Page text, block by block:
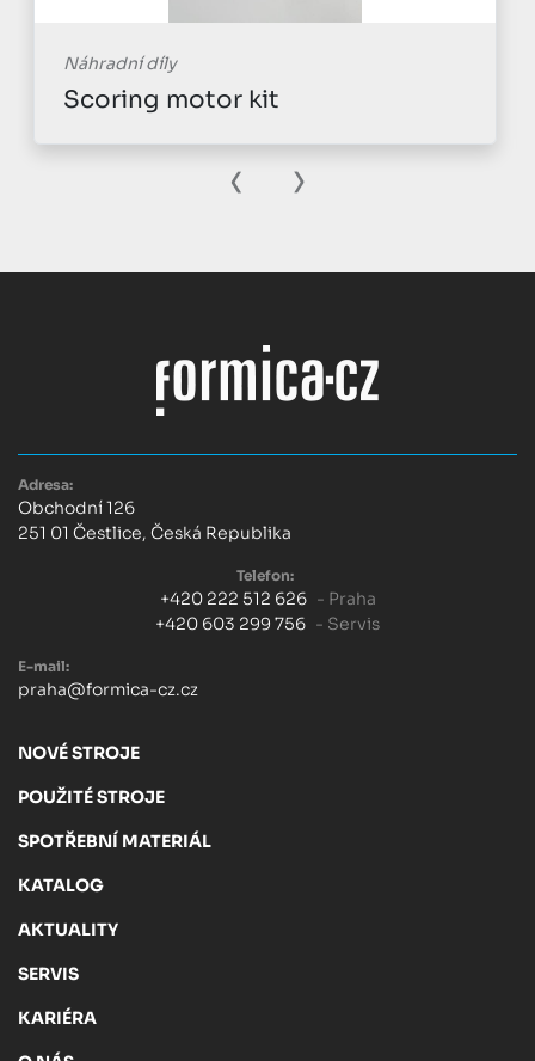
Náhradní díly
Scoring motor kit
‹ ›
Adresa:
Obchodní 126
251 01 Čestlice, Česká Republika
Telefon:
+420 222 512 626 - Praha
+420 603 299 756 - Servis
E-mail:
praha@formica-cz.cz
NOVÉ STROJE
POUŽITÉ STROJE
SPOTŘEBNÍ MATERIÁL
KATALOG
AKTUALITY
SERVIS
KARIÉRA